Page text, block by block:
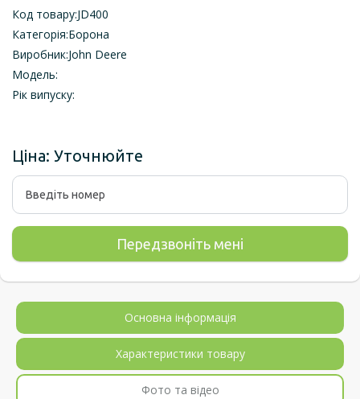
Код товару:JD400
Категорія:Борона
Виробник:John Deere
Модель:
Рік випуску:
Ціна: Уточнюйте
Основна інформація
Характеристики товару
Фото та відео